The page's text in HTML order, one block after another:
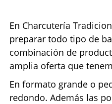
En Charcutería
preparar todo tipo de
combinación de
amplia oferta que
En formato grande o
redondo. Además las